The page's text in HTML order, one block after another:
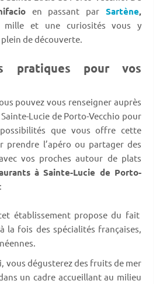
en passant parSartène,
mille et une curiosités vous y
de découverte.
pratiques pour vos
pouvez vous renseigner auprès
Lucie de Porto-Vecchio pour
que vous offre cette
prendre l’apéro ou partager des
vos proches autour de plats
à Sainte-Lucie de Porto-
établissement propose du fait
la fois des spécialités françaises,
vous dégusterez des fruits de mer
un cadre accueillant au milieu